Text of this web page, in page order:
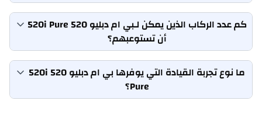
كم عدد الركاب الذين يمكن لـبي ام دبليو 520 520i Pure
أن تستوعبهم؟
ما نوع تجربة القيادة التي يوفرها بي ام دبليو 520 520i
Pure؟